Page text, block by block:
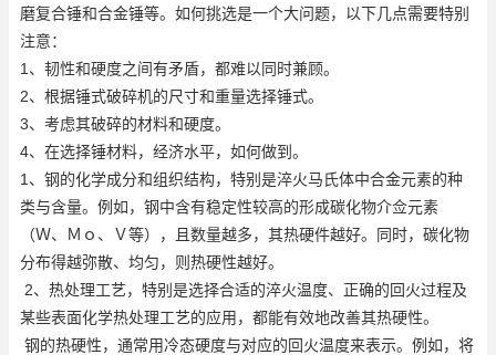
磨复合锤和合金锤等。如何挑选是一个大问题，以下几点需要特别
注意：
1、韧性和硬度之间有矛盾，都难以同时兼顾。
2、根据锤式破碎机的尺寸和重量选择锤式。
3、考虑其破碎的材料和硬度。
4、在选择锤材料，经济水平，如何做到。
1、钢的化学成分和组织结构，特别是淬火马氏体中合金元素的种
类与含量。例如，钢中含有稳定性较高的形成碳化物介佥元素
（Ｗ、Ｍｏ、Ｖ等），且数量越多，其热硬件越好。同时，碳化物
分布得越弥散、均匀，则热硬性越好。
2、热处理工艺，特别是选择合适的淬火温度、正确的回火过程及
某些表面化学热处理工艺的应用，都能有效地改善其热硬性。
钢的热硬性，通常用冷态硬度与对应的回火温度来表示。例如，将